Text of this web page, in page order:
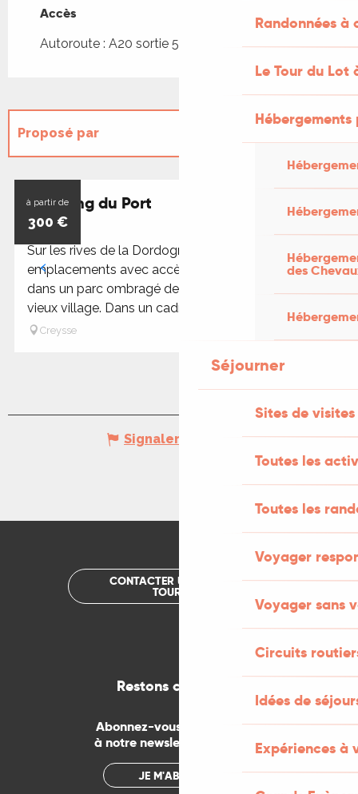
Randonnées
Le Tour du Lot
des
Séjourner
Sites de visites
Toutes les
Toutes les
Voyager
Voyager sans
Circuits
Idées de
Expériences à
Accès
Accès
Autoroute : A20 sortie 55 à 15km
Proposé par
Propose
à partir de
300 €
Camping du Port
Sur les rives de la Dordogne, camping de 100
emplacements avec accès direct à la rivière situé
dans un parc ombragé de 4 hectares et à 100 m du
vieux village. Dans un cadre...
Creysse
Signaler une erreur
CONTACTER UN OFFICE DE
TOURISME
Restons connectés
Abonnez-vous gratuitement
à notre newsletter mensuelle
JE M'ABONNE